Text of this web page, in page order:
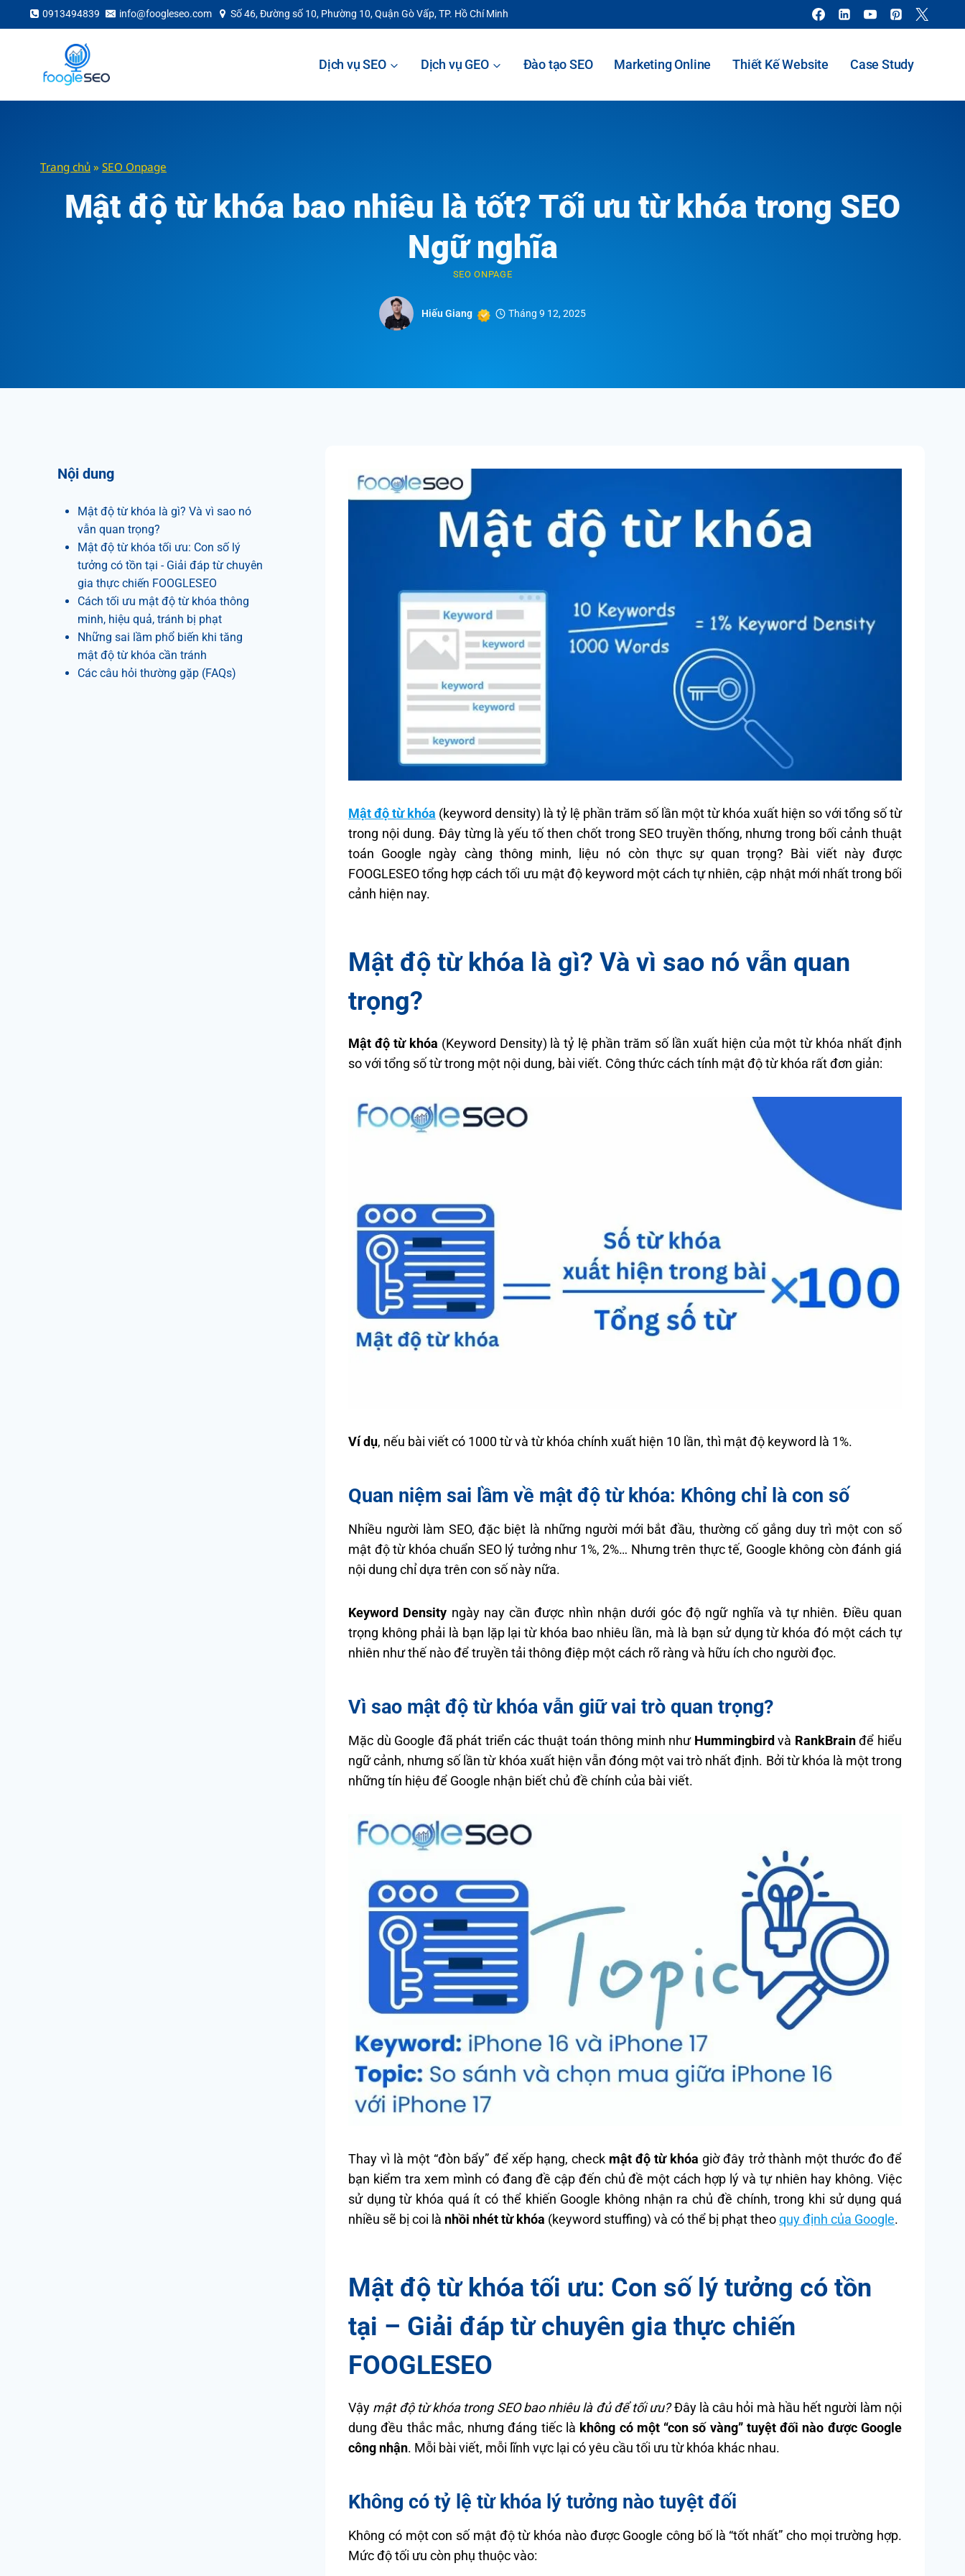
to
0913494839 info@foogleseo.com Số 46, Đường số 10, Phường 10, Quận Gò Vấp, TP. Hồ Chí Minh
Dịch vụ SEO Dịch vụ GEO Đào tạo SEO Marketing Online Thiết Kế Website Case Study
Trang chủ » SEO Onpage
Mật độ từ khóa bao nhiêu là tốt? Tối ưu từ khóa trong SEO
Ngữ nghĩa
SEO ONPAGE
Hiếu Giang Tháng 9 12, 2025
Mật độ từ khóa (keyword density) là tỷ lệ phần trăm số lần một từ khóa xuất hiện so với tổng số từ
trong nội dung. Đây từng là yếu tố then chốt trong SEO truyền thống, nhưng trong bối cảnh thuật
toán Google ngày càng thông minh, liệu nó còn thực sự quan trọng? Bài viết này được
FOOGLESEO tổng hợp cách tối ưu mật độ keyword một cách tự nhiên, cập nhật mới nhất trong bối
cảnh hiện nay.
Mật độ từ khóa là gì? Và vì sao nó vẫn quan
trọng?
Mật độ từ khóa (Keyword Density) là tỷ lệ phần trăm số lần xuất hiện của một từ khóa nhất định
so với tổng số từ trong một nội dung, bài viết. Công thức cách tính mật độ từ khóa rất đơn giản:
Ví dụ, nếu bài viết có 1000 từ và từ khóa chính xuất hiện 10 lần, thì mật độ keyword là 1%.
Quan niệm sai lầm về mật độ từ khóa: Không chỉ là con số
Nhiều người làm SEO, đặc biệt là những người mới bắt đầu, thường cố gắng duy trì một con số
mật độ từ khóa chuẩn SEO lý tưởng như 1%, 2%… Nhưng trên thực tế, Google không còn đánh giá
nội dung chỉ dựa trên con số này nữa.
Keyword Density ngày nay cần được nhìn nhận dưới góc độ ngữ nghĩa và tự nhiên. Điều quan
trọng không phải là bạn lặp lại từ khóa bao nhiêu lần, mà là bạn sử dụng từ khóa đó một cách tự
nhiên như thế nào để truyền tải thông điệp một cách rõ ràng và hữu ích cho người đọc.
Vì sao mật độ từ khóa vẫn giữ vai trò quan trọng?
Mặc dù Google đã phát triển các thuật toán thông minh như Hummingbird và RankBrainđể hiểu
ngữ cảnh, nhưng số lần từ khóa xuất hiện vẫn đóng một vai trò nhất định. Bởi từ khóa là một trong
những tín hiệu để Google nhận biết chủ đề chính của bài viết.
Thay vì là một “đòn bẩy” để xếp hạng, check mật độ từ khóa giờ đây trở thành một thước đo để
bạn kiểm tra xem mình có đang đề cập đến chủ đề một cách hợp lý và tự nhiên hay không. Việc
sử dụng từ khóa quá ít có thể khiến Google không nhận ra chủ đề chính, trong khi sử dụng quá
nhiều sẽ bị coi là nhồi nhét từ khóa (keyword stuffing) và có thể bị phạt theoquy định của Google.
Mật độ từ khóa tối ưu: Con số lý tưởng có tồn
tại – Giải đáp từ chuyên gia thực chiến
FOOGLESEO
Vậy mật độ từ khóa trong SEO bao nhiêu là đủ để tối ưu?Đây là câu hỏi mà hầu hết người làm nội
dung đều thắc mắc, nhưng đáng tiếc là không có một “con số vàng” tuyệt đối nào được Google
công nhận. Mỗi bài viết, mỗi lĩnh vực lại có yêu cầu tối ưu từ khóa khác nhau.
Không có tỷ lệ từ khóa lý tưởng nào tuyệt đối
Không có một con số mật độ từ khóa nào được Google công bố là “tốt nhất” cho mọi trường hợp.
Mức độ tối ưu còn phụ thuộc vào:
Nội dung
Mật độ từ khóa là gì? Và vì sao nó
vẫn quan trọng?
Mật độ từ khóa tối ưu: Con số lý
tưởng có tồn tại - Giải đáp từ chuyên
gia thực chiến FOOGLESEO
Cách tối ưu mật độ từ khóa thông
minh, hiệu quả, tránh bị phạt
Những sai lầm phổ biến khi tăng
mật độ từ khóa cần tránh
Các câu hỏi thường gặp (FAQs)